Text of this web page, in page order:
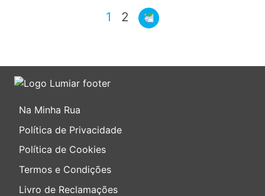
1 2
Na Minha Rua
Política de Privacidade
Política de Cookies
Termos e Condições
Livro de Reclamações